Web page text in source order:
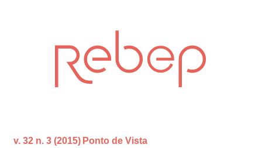
v. 32 n. 3 (2015) Ponto de Vista